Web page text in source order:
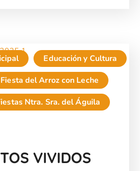
Educación y Cultura
Fiesta del Arroz con Leche
Ntra. Sra. del Águila
VIVIDOS